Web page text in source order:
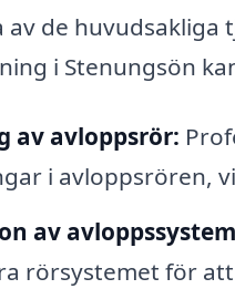
av de
i Stenungsön
av avloppsrör:
i avloppsrören,
av
rörsystemet för